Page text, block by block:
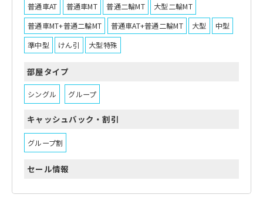
普通車AT 普通車MT 普通二輪MT
大型二輪MT
普通車MT+普通二輪MT
普通車AT+普通二輪MT 大型
中型
準中型
けん引 大型特殊
部屋タイプ
シングル グループ
キャッシュバック・割引
グループ割
セール情報